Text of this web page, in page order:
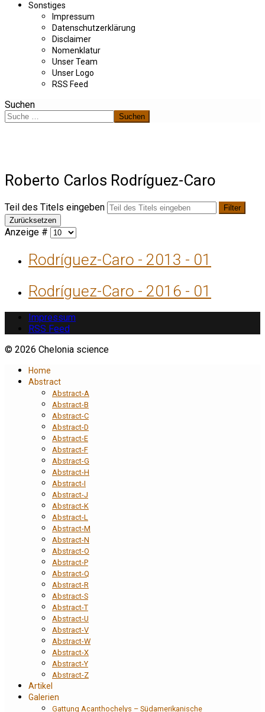
Sonstiges
Impressum
Datenschutzerklärung
Disclaimer
Nomenklatur
Unser Team
Unser Logo
RSS Feed
Suchen
Suchen
Roberto Carlos Rodríguez-Caro
Teil des Titels eingeben
Filter
Zurücksetzen
Anzeige #
Rodríguez-Caro - 2013 - 01
Rodríguez-Caro - 2016 - 01
Impressum
RSS Feed
© 2026 Chelonia science
Home
Abstract
Abstract-A
Abstract-B
Abstract-C
Abstract-D
Abstract-E
Abstract-F
Abstract-G
Abstract-H
Abstract-I
Abstract-J
Abstract-K
Abstract-L
Abstract-M
Abstract-N
Abstract-O
Abstract-P
Abstract-Q
Abstract-R
Abstract-S
Abstract-T
Abstract-U
Abstract-V
Abstract-W
Abstract-X
Abstract-Y
Abstract-Z
Artikel
Galerien
Gattung Acanthochelys – Südamerikanische